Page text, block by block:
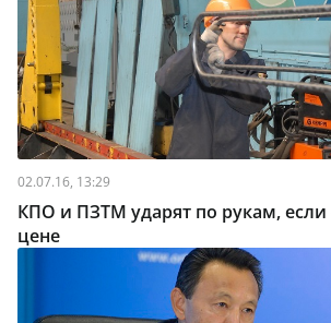
02.07.16, 13:29
КПО и ПЗТМ ударят по рукам, если
цене